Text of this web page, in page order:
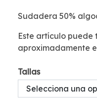
Sudadera 50%
Este artículo puede
aproximadamente
Tallas